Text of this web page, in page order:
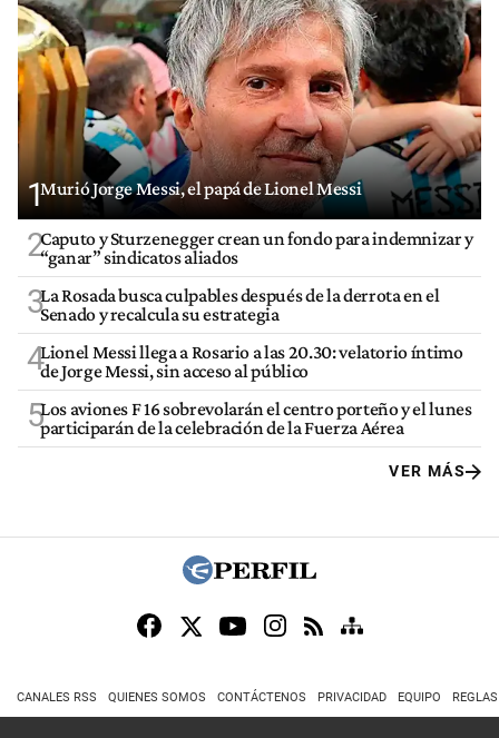
1Murió Jorge Messi, el papá de Lionel Messi
2Caputo y Sturzenegger crean un fondo para indemnizar y
“ganar” sindicatos aliados
3La Rosada busca culpables después de la derrota en el
Senado y recalcula su estrategia
4Lionel Messi llega a Rosario a las 20.30: velatorio íntimo
de Jorge Messi, sin acceso al público
5Los aviones F 16 sobrevolarán el centro porteño y el lunes
participarán de la celebración de la Fuerza Aérea
VER MÁS
CANALES RSS QUIENES SOMOS CONTÁCTENOS PRIVACIDAD EQUIPO